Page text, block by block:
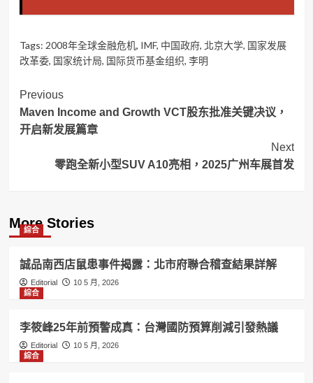
Tags: 2008年全球金融危机, IMF, 中国政府, 北京大学, 国家发展
改革委, 国家统计局, 国际货币基金组织, 李明
Post
Navigation
Previous
Maven Income and Growth VCT股东批准关键决议，
开启新发展篇章
Next
零跑全新小型SUV A10亮相，2025广州车展首发
More Stories
綜合
誠品南西店鼠患事件揭露：北市府聯合稽查結果詳解
Editorial
10 5 月, 2026
綜合
李筱峰25年前預警成真：台灣國防預算削減引發熱議
Editorial
10 5 月, 2026
綜合